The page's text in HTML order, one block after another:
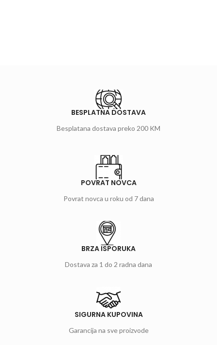
BESPLATNA DOSTAVA
Besplatana dostava preko 200 KM
POVRAT NOVCA
Povrat novca u roku od 7 dana
BRZA ISPORUKA
Dostava za 1 do 2 radna dana
SIGURNA KUPOVINA
Garancija na sve proizvode